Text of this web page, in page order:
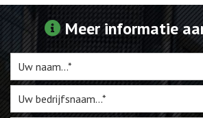
Te Koop
Miniatuur
Vacatures
Meer informatie